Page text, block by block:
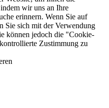
wir uns an Ihre
erinnern. Wenn Sie auf
Sie sich mit der Verwendung
können jedoch die "Cookie-
Zustimmung zu